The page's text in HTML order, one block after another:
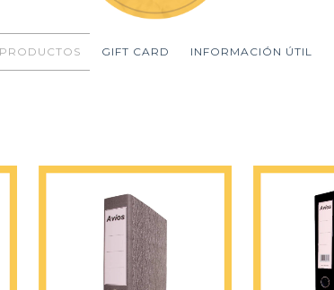
PRODUCTOS GIFT CARD INFORMACIÓN ÚTIL